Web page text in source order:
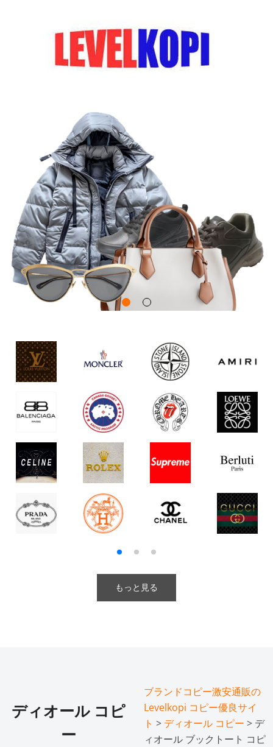
もっと見る
ディオール コピ
ー
ブランドコピー激安通販の
Levelkopi コピー優良サイ
ト > ディオール コピー > デ
ィオール ブックトート コピ